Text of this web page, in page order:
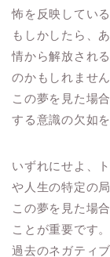
怖を反映してい
もしかしたら、
情から解放され
のかもしれません
この夢を見た場
する意識の欠如
いずれにせよ、
や人生の特定の
この夢を見た場
ことが重要です。
過去のネガティ